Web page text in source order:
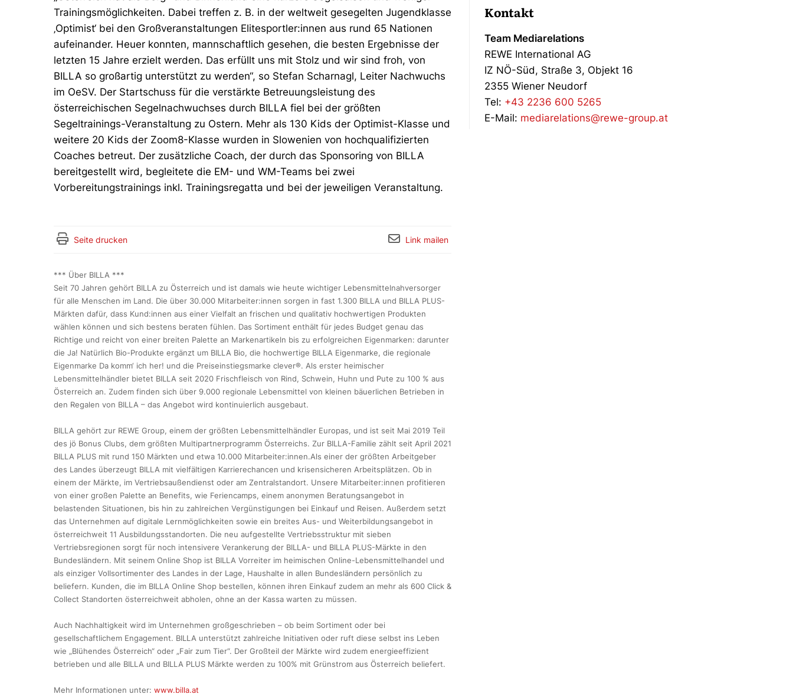
Trainingsmöglichkeiten. Dabei treffen z. B. in der weltweit gesegelten Jugendklasse
‚Optimist‘ bei den Großveranstaltungen Elitesportler:innen aus rund 65 Nationen
aufeinander. Heuer konnten, mannschaftlich gesehen, die besten Ergebnisse der
letzten 15 Jahre erzielt werden. Das erfüllt uns mit Stolz und wir sind froh, von
BILLA so großartig unterstützt zu werden“, so Stefan Scharnagl, Leiter Nachwuchs
im OeSV. Der Startschuss für die verstärkte Betreuungsleistung des
österreichischen Segelnachwuchses durch BILLA fiel bei der größten
Segeltrainings-Veranstaltung zu Ostern. Mehr als 130 Kids der Optimist-Klasse und
weitere 20 Kids der Zoom8-Klasse wurden in Slowenien von hochqualifizierten
Coaches betreut. Der zusätzliche Coach, der durch das Sponsoring von BILLA
bereitgestellt wird, begleitete die EM- und WM-Teams bei zwei
Vorbereitungstrainings inkl. Trainingsregatta und bei der jeweiligen Veranstaltung.
Seite drucken Link mailen
*** Über BILLA ***
Seit 70 Jahren gehört BILLA zu Österreich und ist damals wie heute wichtiger Lebensmittelnahversorger
für alle Menschen im Land. Die über 30.000 Mitarbeiter:innen sorgen in fast 1.300 BILLA und BILLA PLUS-
Märkten dafür, dass Kund:innen aus einer Vielfalt an frischen und qualitativ hochwertigen Produkten
wählen können und sich bestens beraten fühlen. Das Sortiment enthält für jedes Budget genau das
Richtige und reicht von einer breiten Palette an Markenartikeln bis zu erfolgreichen Eigenmarken: darunter
die Ja! Natürlich Bio-Produkte ergänzt um BILLA Bio, die hochwertige BILLA Eigenmarke, die regionale
Eigenmarke Da komm‘ ich her! und die Preiseinstiegsmarke clever®. Als erster heimischer
Lebensmittelhändler bietet BILLA seit 2020 Frischfleisch von Rind, Schwein, Huhn und Pute zu 100 % aus
Österreich an. Zudem finden sich über 9.000 regionale Lebensmittel von kleinen bäuerlichen Betrieben in
den Regalen von BILLA – das Angebot wird kontinuierlich ausgebaut.
BILLA gehört zur REWE Group, einem der größten Lebensmittelhändler Europas, und ist seit Mai 2019 Teil
des jö Bonus Clubs, dem größten Multipartnerprogramm Österreichs. Zur BILLA-Familie zählt seit April 2021
BILLA PLUS mit rund 150 Märkten und etwa 10.000 Mitarbeiter:innen.Als einer der größten Arbeitgeber
des Landes überzeugt BILLA mit vielfältigen Karrierechancen und krisensicheren Arbeitsplätzen. Ob in
einem der Märkte, im Vertriebsaußendienst oder am Zentralstandort. Unsere Mitarbeiter:innen profitieren
von einer großen Palette an Benefits, wie Feriencamps, einem anonymen Beratungsangebot in
belastenden Situationen, bis hin zu zahlreichen Vergünstigungen bei Einkauf und Reisen. Außerdem setzt
das Unternehmen auf digitale Lernmöglichkeiten sowie ein breites Aus- und Weiterbildungsangebot in
österreichweit 11 Ausbildungsstandorten. Die neu aufgestellte Vertriebsstruktur mit sieben
Vertriebsregionen sorgt für noch intensivere Verankerung der BILLA- und BILLA PLUS-Märkte in den
Bundesländern. Mit seinem Online Shop ist BILLA Vorreiter im heimischen Online-Lebensmittelhandel und
als einziger Vollsortimenter des Landes in der Lage, Haushalte in allen Bundesländern persönlich zu
beliefern. Kunden, die im BILLA Online Shop bestellen, können ihren Einkauf zudem an mehr als 600 Click &
Collect Standorten österreichweit abholen, ohne an der Kassa warten zu müssen.
Auch Nachhaltigkeit wird im Unternehmen großgeschrieben – ob beim Sortiment oder bei
gesellschaftlichem Engagement. BILLA unterstützt zahlreiche Initiativen oder ruft diese selbst ins Leben
wie „Blühendes Österreich“ oder „Fair zum Tier“. Der Großteil der Märkte wird zudem energieeffizient
betrieben und alle BILLA und BILLA PLUS Märkte werden zu 100% mit Grünstrom aus Österreich beliefert.
Mehr Informationen unter: www.billa.at
Kontakt
Team Mediarelations
REWE International AG
IZ NÖ-Süd, Straße 3, Objekt 16
2355 Wiener Neudorf
Tel: +43 2236 600 5265
E-Mail: mediarelations@rewe-group.at